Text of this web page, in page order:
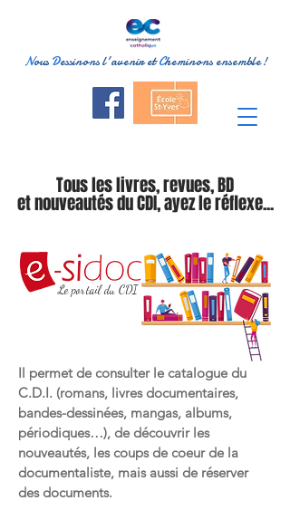
Nous Dessinons l'avenir etCheminons ensemble!
Tous les livres, revues, BD
et nouveautés du CDI, ayez le réflexe...
Le portail du CDI
Il permet de consulter le catalogue du
C.D.I. (romans, livres documentaires,
bandes-dessinées, mangas, albums,
périodiques…), de découvrir les
nouveautés, les coups de coeur de la
documentaliste, mais aussi de réserver
des documents.